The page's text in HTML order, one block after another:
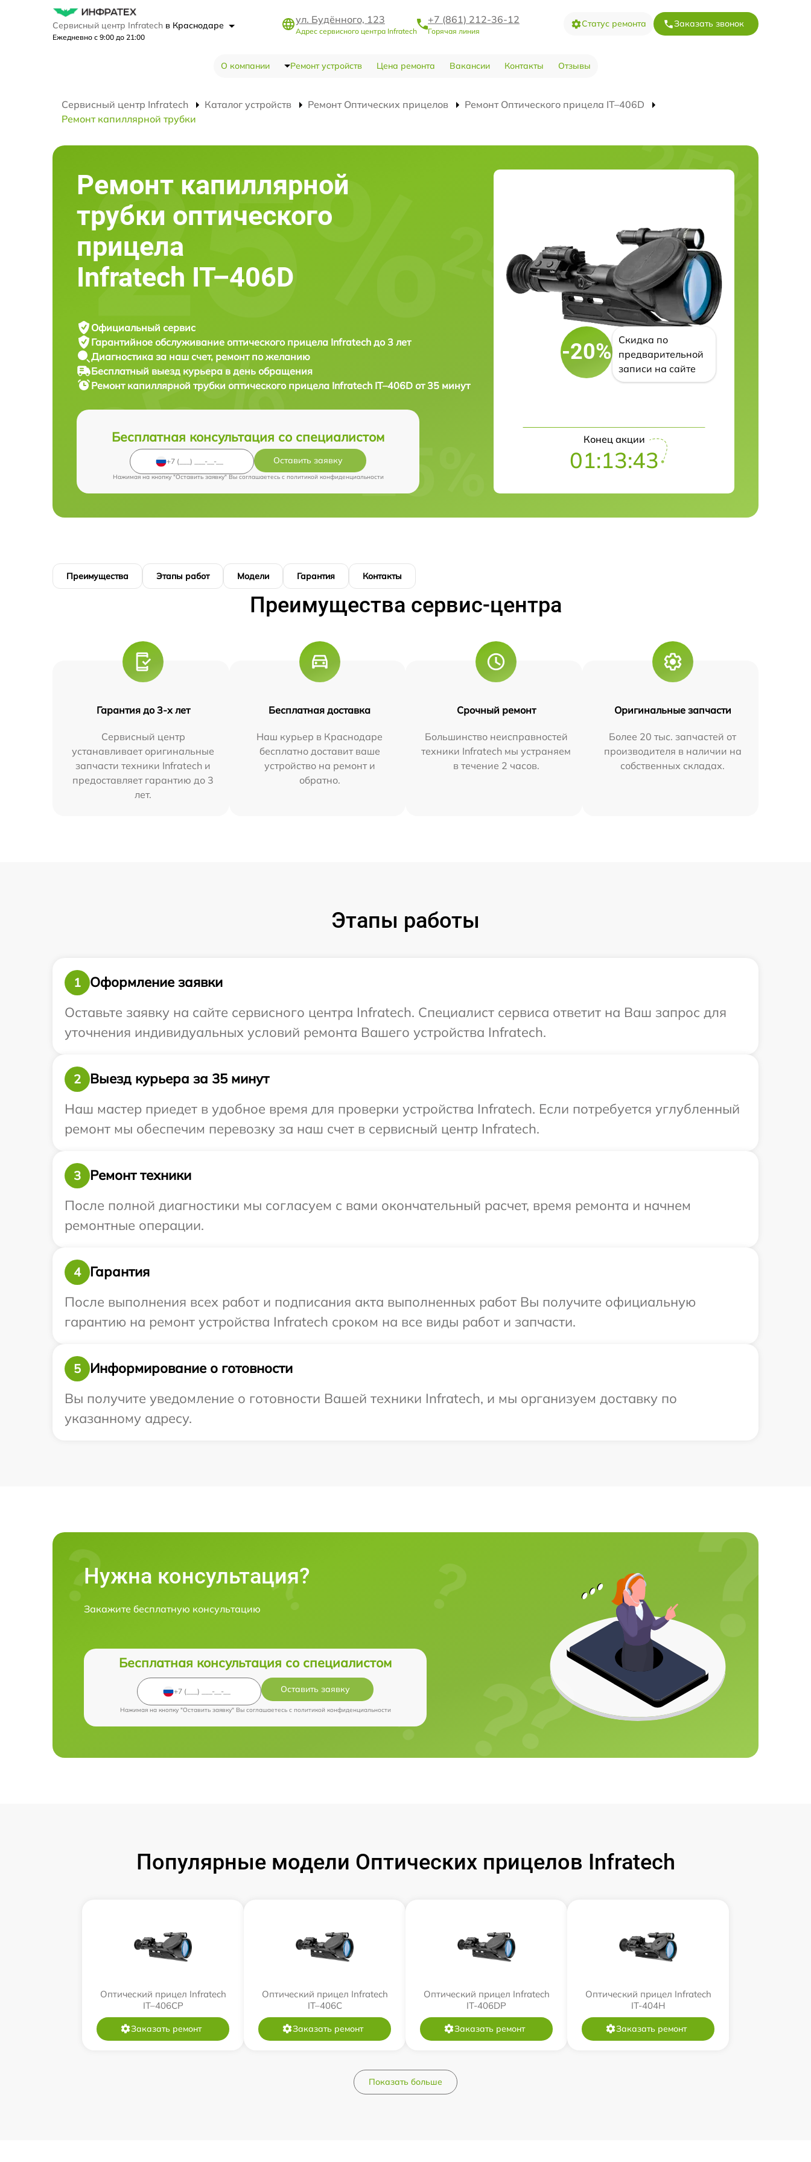
Сервисный центр Infratech в Краснодаре
Ежедневно с 9:00 до 21:00
ул. Будённого, 123
Адрес сервисного центра Infratech
+7 (861) 212-36-12
Горячая линия
Статус ремонта Заказать звонок
О компании Ремонт устройств Цена ремонта Вакансии Контакты Отзывы
Сервисный центр Infratech Каталог устройств Ремонт Оптических прицелов
Ремонт Оптического прицела IT–406D
Ремонт капиллярной трубки
Ремонт капиллярной
трубки оптического
прицела
Infratech IT–406D
Официальный сервис
Гарантийное обслуживание оптического прицела Infratech до 3 лет
Диагностика за наш счет, ремонт по желанию
Бесплатный выезд курьера в день обращения
Ремонт капиллярной трубки оптического прицела Infratech IT–406D от 35 минут
Бесплатная консультация со специалистом
Оставить заявку
Нажимая на кнопку "Оставить заявку" Вы соглашаетесь c политикой конфиденциальности
-20%
Скидка по
предварительной
записи на сайте
Конец акции
01:13:42
Преимущества Этапы работ Модели Гарантия Контакты
Преимущества сервис-центра
Гарантия до 3-х лет
Сервисный центр
устанавливает оригинальные
запчасти техники Infratech и
предоставляет гарантию до 3
лет.
Бесплатная доставка
Наш курьер в Краснодаре
бесплатно доставит ваше
устройство на ремонт и
обратно.
Срочный ремонт
Большинство неисправностей
техники Infratech мы устраняем
в течение 2 часов.
Оригинальные запчасти
Более 20 тыс. запчастей от
производителя в наличии на
собственных складах.
Этапы работы
1
Оформление заявки
Оставьте заявку на сайте сервисного центра Infratech. Специалист сервиса ответит на Ваш запрос для
уточнения индивидуальных условий ремонта Вашего устройства Infratech.
2
Выезд курьера за 35 минут
Наш мастер приедет в удобное время для проверки устройства Infratech. Если потребуется углубленный
ремонт мы обеспечим перевозку за наш счет в сервисный центр Infratech.
3
Ремонт техники
После полной диагностики мы согласуем с вами окончательный расчет, время ремонта и начнем
ремонтные операции.
4
Гарантия
После выполнения всех работ и подписания акта выполненных работ Вы получите официальную
гарантию на ремонт устройства Infratech сроком на все виды работ и запчасти.
5
Информирование о готовности
Вы получите уведомление о готовности Вашей техники Infratech, и мы организуем доставку по
указанному адресу.
Нужна консультация?
Закажите бесплатную консультацию
Бесплатная консультация со специалистом
Оставить заявку
Нажимая на кнопку "Оставить заявку" Вы соглашаетесь c политикой конфиденциальности
Популярные модели Оптических прицелов Infratech
Оптический прицел Infratech
IT–406СP
Заказать ремонт
Оптический прицел Infratech
IT–406С
Заказать ремонт
Оптический прицел Infratech
IT-406DP
Заказать ремонт
Оптический прицел Infratech
IT-404H
Заказать ремонт
Показать больше